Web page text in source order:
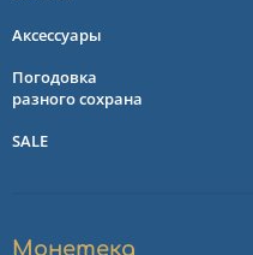
Аксессуары
Погодовка
разного сохрана
SALE
Монетека